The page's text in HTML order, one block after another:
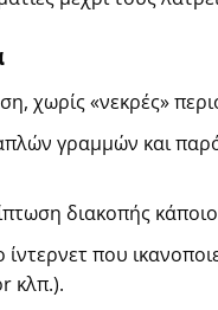
χωρίς «νεκρές»
γραμμών και
διακοπής
που
κλπ.).